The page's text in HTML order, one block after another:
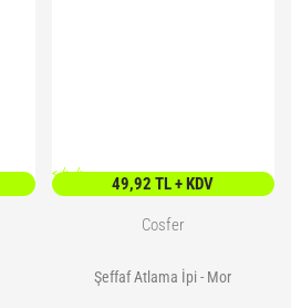
</> />
49,92 TL + KDV
Cosfer
Şeffaf Atlama İpi - Mor